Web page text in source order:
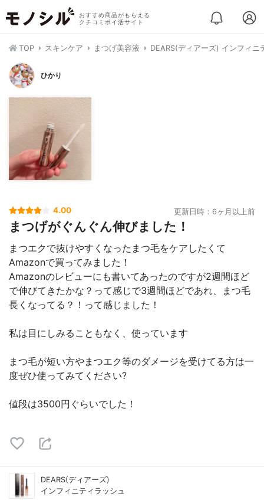
おすすめ商品がもらえる
クチコミポイ活サイト
TOP スキンケア まつげ美容液 DEARS(ディアーズ) インフィニ
ひかり
4.00 更新日時：6ヶ月以上前
まつげがぐんぐん伸びました！
まつエクで抜けやすくなったまつ毛をケアしたくて
Amazonで買ってみました！
Amazonのレビューにも書いてあったのですが2週間ほど
で伸びてきたかな？って感じで3週間ほどであれ、まつ毛
長くなってる？！って感じました！
私は目にしみることもなく、使っています
まつ毛が短い方やまつエク等のダメージを受けてる方は一
度ぜひ使ってみてください?
値段は3500円ぐらいでした！
DEARS(ディアーズ)
インフィニティラッシュ